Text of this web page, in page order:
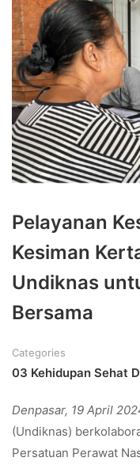
Pelayanan
Kesiman
Undiknas
Bersama
Categories
03 Kehidupan Sehat
Denpasar, 19 April
(Undiknas)
Persatuan Perawat